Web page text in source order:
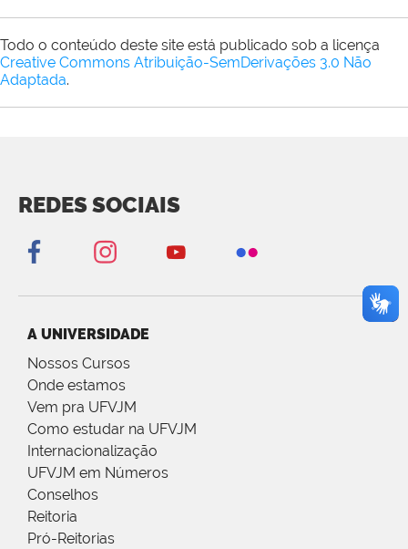
Todo o conteúdo deste site está publicado sob a licença
Creative Commons Atribuição-SemDerivações 3.0 Não
Adaptada.
REDES SOCIAIS
A UNIVERSIDADE
Nossos Cursos
Onde estamos
Vem pra UFVJM
Como estudar na UFVJM
Internacionalização
UFVJM em Números
Conselhos
Reitoria
Pró-Reitorias